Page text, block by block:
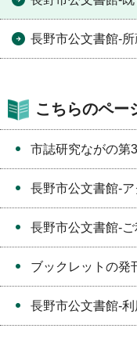
長野市公文書館-
こちらのペー
市誌研究ながの第
長野市公文書館-ア
長野市公文書館-
ブックレットの発
長野市公文書館-